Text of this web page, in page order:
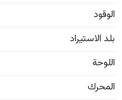
الوقود
بلد الاستيراد
اللوحة
المحرك